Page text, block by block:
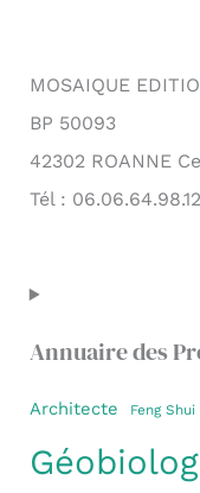
MOSAIQUE
BP 50093
42302 ROANNE
Tél : 06.06.64.98.12
Annuaire des
Architecte Feng Shui